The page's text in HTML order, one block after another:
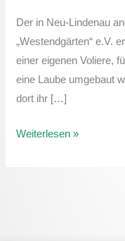
Der in Neu-Lindenau
„Westendgärten“ e.V.
einer eigenen Voliere,
eine Laube umgebaut
dort ihr […]
–
Voliere
wurde
völlig
verwüstet
kein
Weiterlesen »